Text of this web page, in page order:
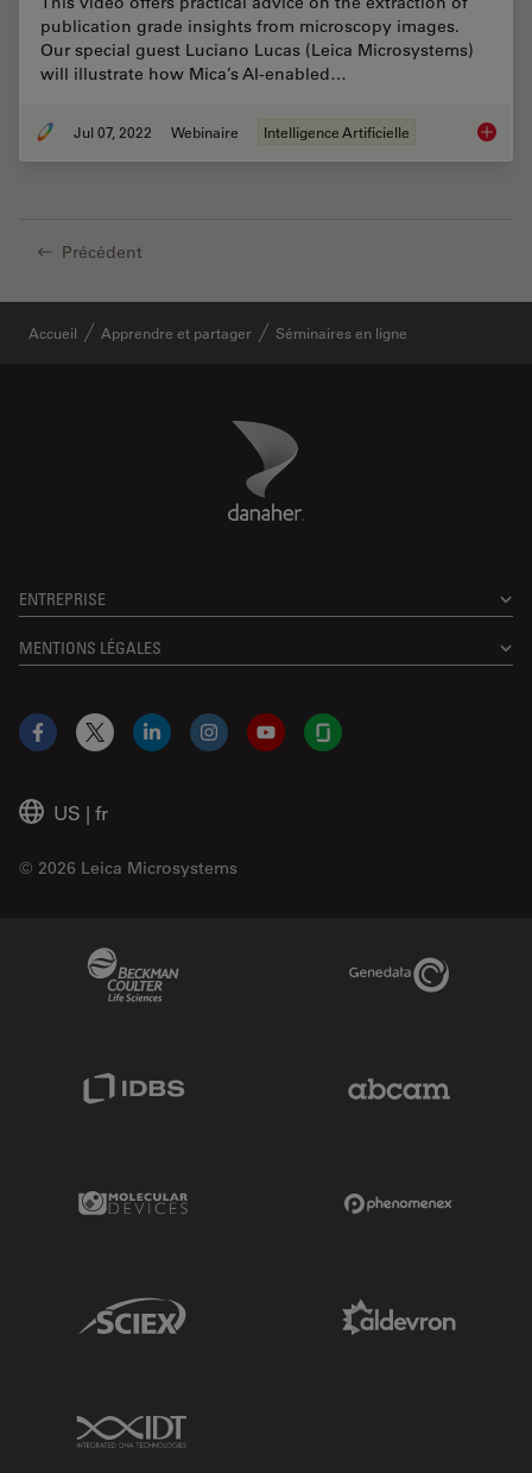
publication grade insights from microscopy images.
Our special guest Luciano Lucas (Leica Microsystems)
will illustrate how Mica’s AI-enabled…
Jul 07, 2022 Webinaire Intelligence Artificielle 3D
Précédent
Accueil Apprendre et partager Séminaires en ligne
Danaher Logo
ENTREPRISE
MENTIONS LÉGALES
US | fr
© 2026 Leica Microsystems
Facebook
X LinkedInInstagramYouTubeGlassdoor
Genedata Link
Molecular Devices Link
Sciex Link
IDT Link